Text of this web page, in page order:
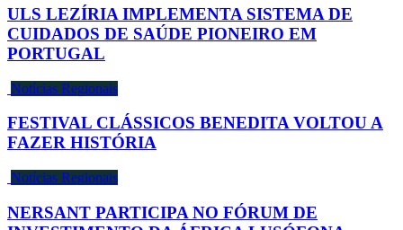
ULS LEZÍRIA IMPLEMENTA SISTEMA DE
CUIDADOS DE SAÚDE PIONEIRO EM
PORTUGAL
Notícias Regionais
FESTIVAL CLÁSSICOS BENEDITA VOLTOU A
FAZER HISTÓRIA
Notícias Regionais
NERSANT PARTICIPA NO FÓRUM DE